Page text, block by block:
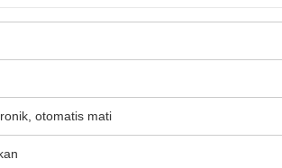
otomatis mati